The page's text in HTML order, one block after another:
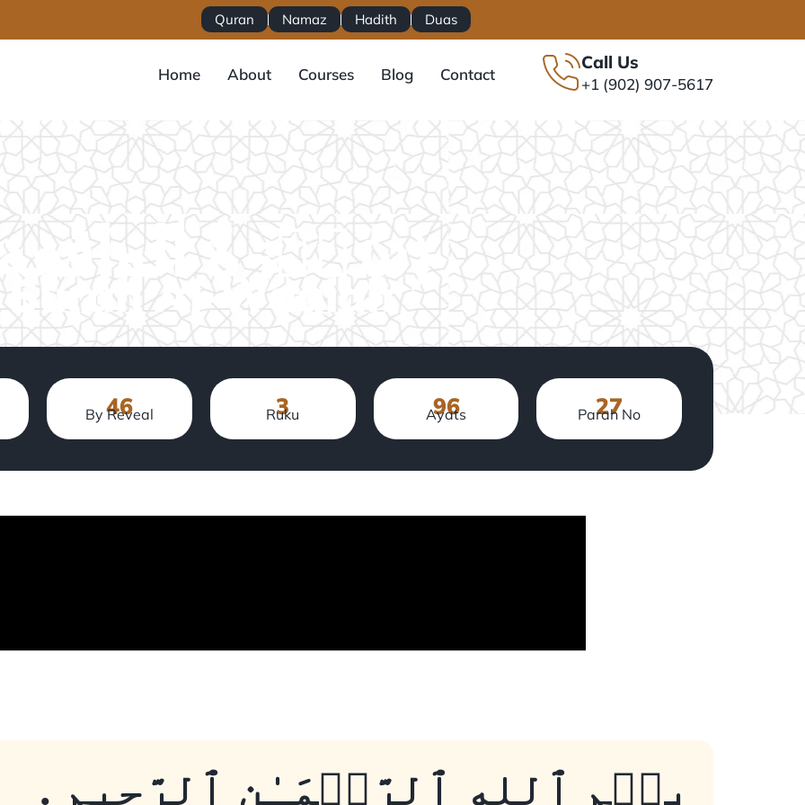
Quran Namaz Hadith Duas
Home About Courses Blog Contact
Call Us
+1 (902) 907-5617
(سُوۡرَةُ الواقعة)
Surah Al-Waqiah
46
By Reveal 3
Ruku 96
Ayats 27
Parah No
. بِسۡمِ ٱللهِ ٱلرَّحۡمَـٰنِ ٱلرَّحِيمِِ